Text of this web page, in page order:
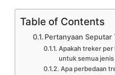
Table of Contents
Pertanyaan Seputar
Apakah treker per
untuk semua
Apa perbedaan